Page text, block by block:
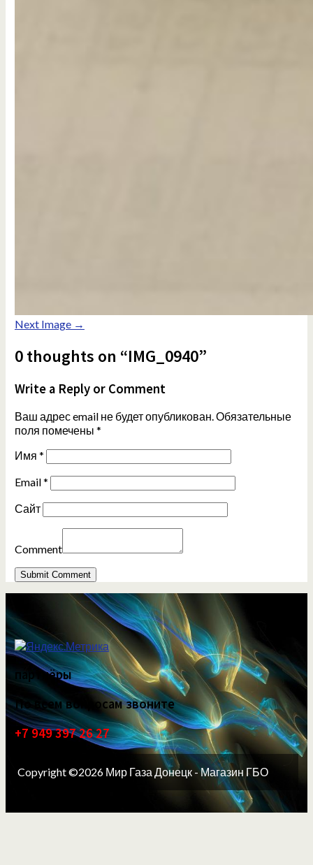
Next Image →
0 thoughts on “IMG_0940”
Write a Reply or Comment
Ваш адрес email не будет опубликован.Обязательные
поля помечены *
Имя *
Email*
Сайт
Comment
партнёры
По всем вопросам звоните
+7 949 397 26 27
Copyright ©2026 Мир Газа Донецк - Магазин ГБО